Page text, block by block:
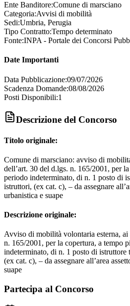
Ente Banditore:Comune di marsciano
Categoria:Avvisi di mobilità
Sedi:Umbria, Perugia
Tipo Contratto:Tempo determinato
Fonte:INPA - Portale dei Concorsi
Date Importanti
Data Pubblicazione:09/07/2026
Scadenza Domande:08/08/2026
Posti Disponibili:1
Descrizione del Concorso
Titolo originale:
Comune di marsciano: avviso di
dell’art. 30 del d.lgs. n. 165/2001, per
periodo indeterminato, di n. 1 posto di
istruttori, (ex cat. c), – da assegnare
urbanistica e suape
Descrizione originale:
Avviso di mobilità volontaria esterna, ai
n. 165/2001, per la copertura, a tempo
indeterminato, di n. 1 posto di istruttore
(ex cat. c), – da assegnare all’area
suape
Partecipa al Concorso